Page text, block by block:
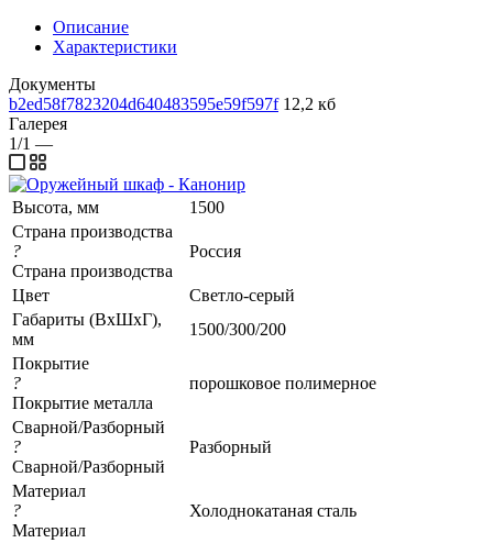
Описание
Характеристики
Документы
b2ed58f7823204d640483595e59f597f 12,2 кб
Галерея
1/1 —
Высота, мм
1500
Страна производства
?
Страна производства
Россия
Цвет
Светло-серый
Габариты (ВхШхГ),
мм
1500/300/200
Покрытие
?
Покрытие металла
порошковое полимерное
Сварной/Разборный
?
Сварной/Разборный
Разборный
Материал
?
Материал
Холоднокатаная сталь